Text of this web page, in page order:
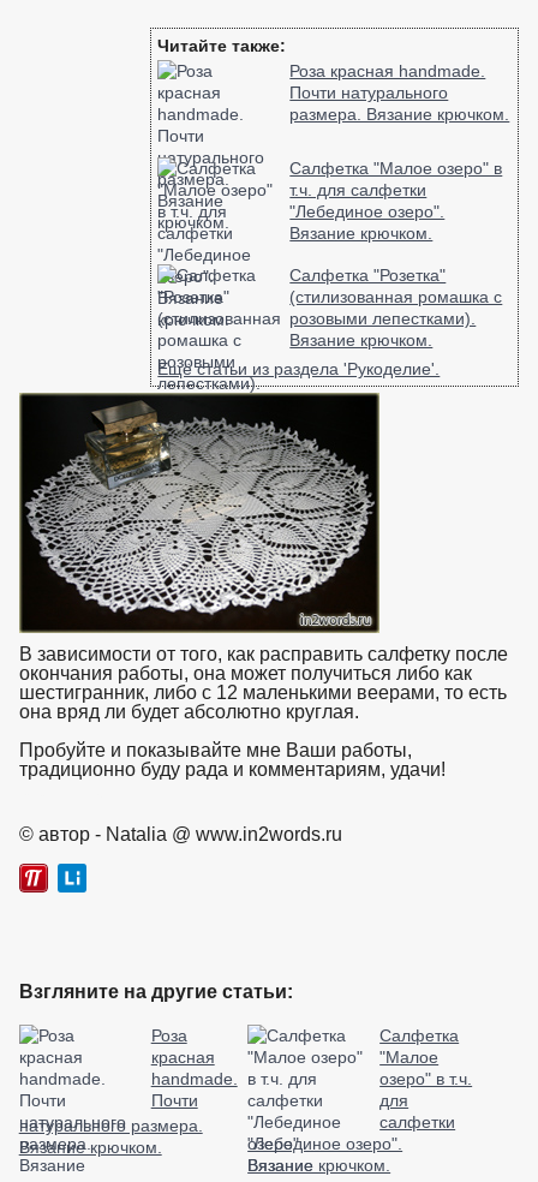
Читайте также:
Роза красная handmade.
Почти натурального
размера. Вязание крючком.
Салфетка "Малое озеро" в
т.ч. для салфетки
"Лебединое озеро".
Вязание крючком.
Салфетка "Розетка"
(стилизованная ромашка с
розовыми лепестками).
Вязание крючком.
Ещё статьи из раздела 'Рукоделие'.
В зависимости от того, как расправить салфетку после
окончания работы, она может получиться либо как
шестигранник, либо с 12 маленькими веерами, то есть
она вряд ли будет абсолютно круглая.
Пробуйте и показывайте мне Ваши работы,
традиционно буду рада и комментариям, удачи!
© автор - Natalia @ www.in2words.ru
Взгляните на другие статьи:
Роза
красная
handmade.
Почти
натурального размера.
Вязание крючком.
Салфетка
"Малое
озеро" в т.ч.
для
салфетки
"Лебединое озеро".
Вязание крючком.